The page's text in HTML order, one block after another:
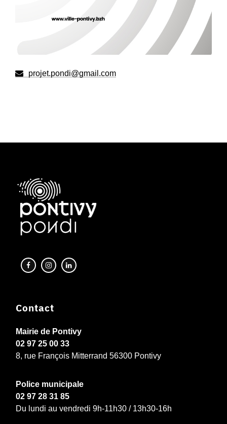
projet.pondi@gmail.com
Contact
Mairie de Pontivy
02 97 25 00 33
8, rue François Mitterrand 56300 Pontivy
Police municipale
02 97 28 31 85
Du lundi au vendredi 9h-11h30 / 13h30-16h